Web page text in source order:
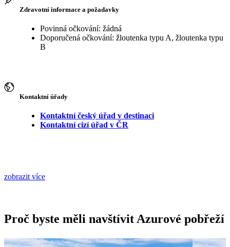
Zdravotní informace a požadavky
Povinná očkování: žádná
Doporučená očkování: žloutenka typu A, žloutenka typu
B
Kontaktní úřady
Kontaktní český úřad v destinaci
Kontaktní cizí úřad v ČR
zobrazit více
Proč byste měli navštívit Azurové pobřeží